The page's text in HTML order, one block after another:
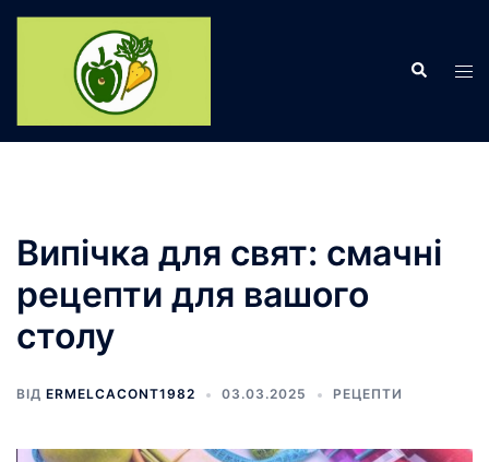
Перейти
Пошук
Випічка для свят: смачні
рецепти для вашого
столу
ВІД ERMELCACONT1982 03.03.2025 РЕЦЕПТИ